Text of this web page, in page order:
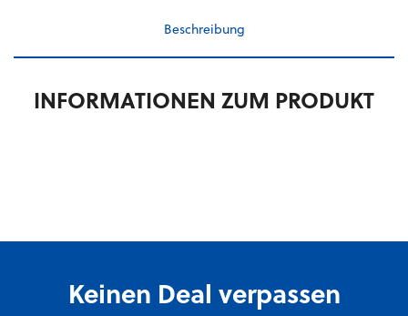
Beschreibung
INFORMATIONEN ZUM PRODUKT
Keinen Deal verpassen